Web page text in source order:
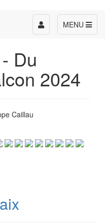
MENU
Toggle
navigation
Du
2024
Caillau